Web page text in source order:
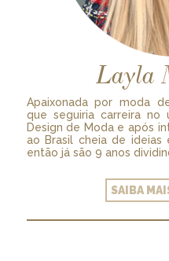
Layla
Apaixonada por moda
que seguiria carreira no
Design de Moda e após
ao Brasil cheia de
então já são 9 anos
SAIBA